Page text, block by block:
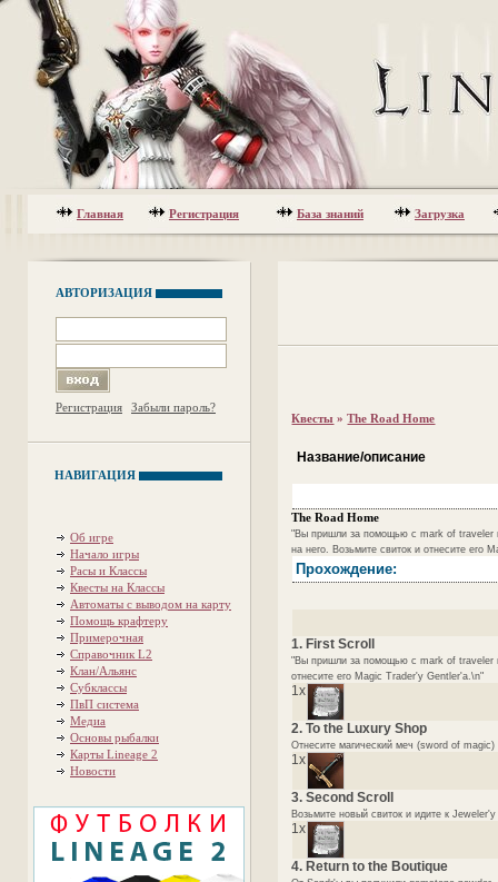
Главная Регистрация База знаний Загрузка
АВТОРИЗАЦИЯ
Регистрация Забыли пароль?
НАВИГАЦИЯ
Об игре
Начало игры
Расы и Классы
Квесты на Классы
Автоматы с выводом на карту
Помощь крафтеру
Примерочная
Справочник L2
Клан/Альянс
Субклассы
ПвП система
Медиа
Основы рыбалки
Карты Lineage 2
Новости
Квесты »The Road Home
Название/описание
The Road Home
"Вы пришли за помощью с mark of traveler
на него. Возьмите свиток и отнесите его
Прохождение:
1. First Scroll
"Вы пришли за помощью с mark of traveler
отнесите его Magic Trader'у Gentler'а.\n"
1x
2. To the Luxury Shop
Отнесите магический меч (sword of
1x
3. Second Scroll
Возьмите новый свиток и идите к
1x
4. Return to the Boutique